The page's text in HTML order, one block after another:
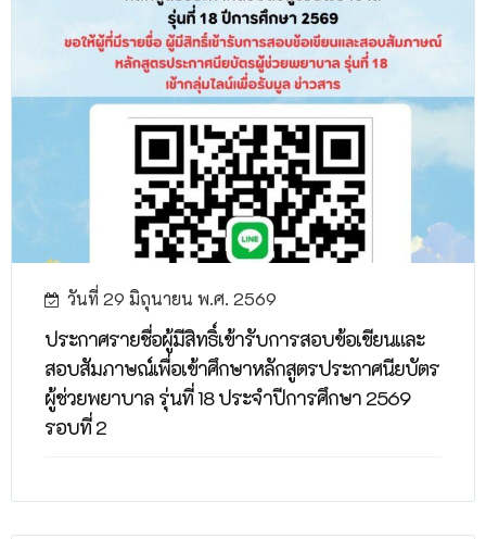
วันที่ 29 มิถุนายน พ.ศ. 2569
ประกาศรายชื่อผู้มีสิทธิ์เข้ารับการสอบข้อเขียนและ
สอบสัมภาษณ์เพื่อเข้าศึกษาหลักสูตรประกาศนียบัตร
ผู้ช่วยพยาบาล รุ่นที่ 18 ประจำปีการศึกษา 2569
รอบที่ 2